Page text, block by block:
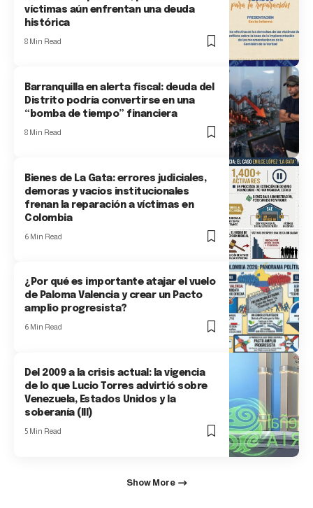
víctimas aún enfrentan una deuda
histórica
8 Min Read
Barranquilla en alerta fiscal: deuda del
Distrito podría convertirse en una
“bomba de tiempo” financiera
8 Min Read
Bienes de La Gata: errores judiciales,
demoras y vacíos institucionales
frenan la reparación a víctimas en
Colombia
6 Min Read
¿Por qué es importante atajar el vuelo
de Paloma Valencia y crear un Pacto
amplio progresista?
6 Min Read
Del 2009 a la crisis actual: la vigencia
de lo que Lucio Torres advirtió sobre
Venezuela, Estados Unidos y la
soberanía (III)
5 Min Read
Show More